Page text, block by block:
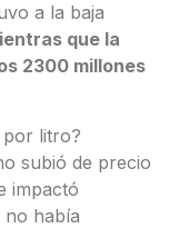
a la baja
que la
2300 millones
por litro?
subió de precio
impactó
había